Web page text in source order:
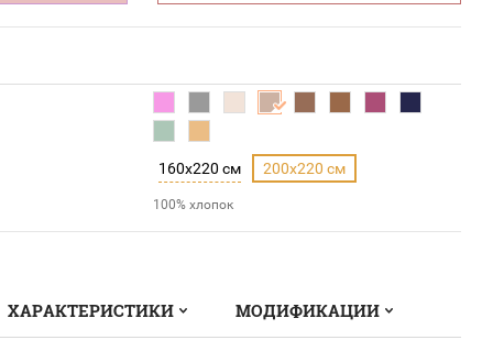
160x220 см 200x220 см
100% хлопок
ХАРАКТЕРИСТИКИ МОДИФИКАЦИИ